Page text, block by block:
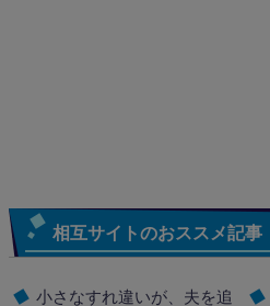
相互サイトのおススメ記事
小さなすれ違いが、夫を追